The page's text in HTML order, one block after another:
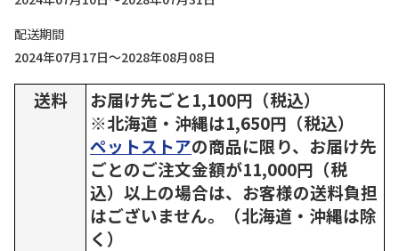
配送期間
2024年07月17日～2028年08月08日
送料
お届け先ごと1,100円（税込）
※北海道・沖縄は1,650円（税込）
ペットストアの商品に限り、お届け先
ごとのご注文金額が11,000円（税
込）以上の場合は、お客様の送料負担
はございません。（北海道・沖縄は除
く）